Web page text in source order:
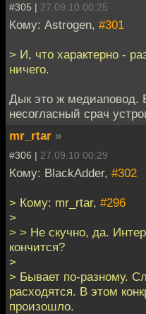
#305 | 27.09.10 00:25
Кому: Astrogen, #301
> И, что характерно -
ничего.
Дык это ж медиаповод.
несогласный срач
mr_rtar »
#306 | 27.09.10 00:29
Кому: BlackAdder, #302
> Кому: mr_rtar, #296
>
> > Не скучно, да.
кончится?
>
> Бывает по-разному.
расходятся. В этом
произошло.